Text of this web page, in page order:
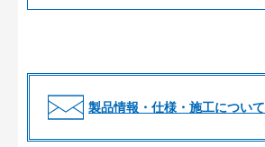
製品情報・仕様・施工について